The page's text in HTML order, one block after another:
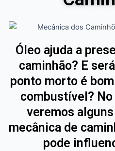
Óleo ajuda a
caminhão? E
ponto morto é
combustível?
veremos
mecânica de
pode